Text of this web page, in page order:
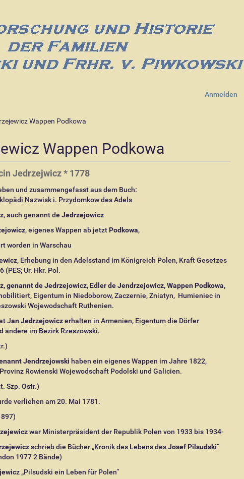
Anmelden
Wappen Podkowa
Wappen Podkowa
Jedrzejwicz * 1778
und zusammengefasst aus dem Buch:
Nazwisk i. Przydomkow des Adels
, auch genannt de Jedrzejowicz
, eigenes Wappen ab jetzt Podkowa,
worden in Warschau
, Erhebung in den Adelsstand im Königreich Polen, Kraft Gesetzes
(PES; Ur. Hkr. Pol.
genannt de Jedrzejowicz, Edler de Jendrzejowicz, Wappen Podkowa,
Eigentum in Niedoborow, Zaczernie, Zniatyn, Humieniec in
Wojewodschaft Ruthenien.
Jan Jedrzejowiczerhalten in Armenien, Eigentum die Dörfer
andere im Bezirk Rzeszowski.
Jendrzejowski haben ein eigenes Wappen im Jahre 1822,
Rowienski Wojewodschaft Podolski und Galicien.
Szp. Ostr.)
verliehen am 20. Mai 1781.
war Ministerpräsident der Republik Polen von 1933 bis 1934-
schrieb die Bücher „Kronik des Lebens desJosef Pilsudski“
1977 2 Bände)
z „Pilsudski ein Leben für Polen“